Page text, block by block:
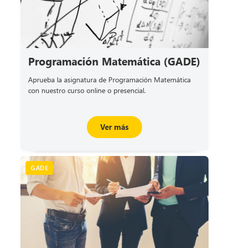
Programación Matemática (GADE)
Aprueba la asignatura de Programación Matemática
con nuestro curso online o presencial.
Ver más
GADE